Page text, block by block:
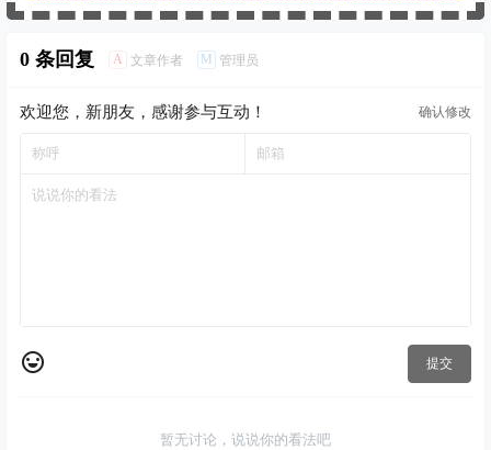
0 条回复 A 文章作者 M 管理员
欢迎您，新朋友，感谢参与互动！ 确认修改
提交
暂无讨论，说说你的看法吧